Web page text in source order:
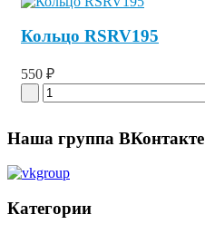
Кольцо RSRV195
550 ₽
Наша группа ВКонтакте
Категории